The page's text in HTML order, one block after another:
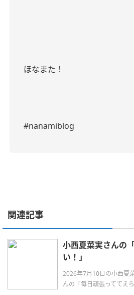
ほなまた！
#nanamiblog
関連記事
小西夏菜実さんの
い！」
2026年7月10日の小西夏
んの「毎日頑張っててえ